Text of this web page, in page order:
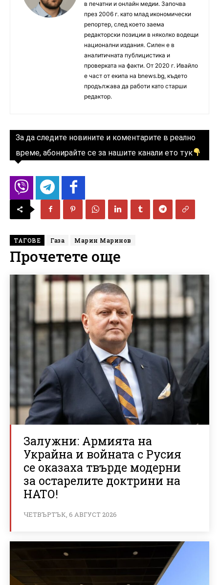
в печатни и онлайн медии. Започва
през 2006 г. като млад икономически
репортер, след което заема
редакторски позиции в няколко водещи
национални издания. Силен е в
аналитичната публицистика и
проверката на факти. От 2020 г. Ивайло
е част от екипа на bnews.bg, където
продължава да работи като старши
редактор.
За да следите новините и коментарите в реално
време, абонирайте се за нашите канали ето тук
ТАГОВЕ Газа Марин Маринов
Прочетете още
Залужни: Армията на
Украйна и войната с Русия
се оказаха твърде модерни
за остарелите доктрини на
НАТО!
ЧЕТВЪРТЪК, 6 АВГУСТ 2026